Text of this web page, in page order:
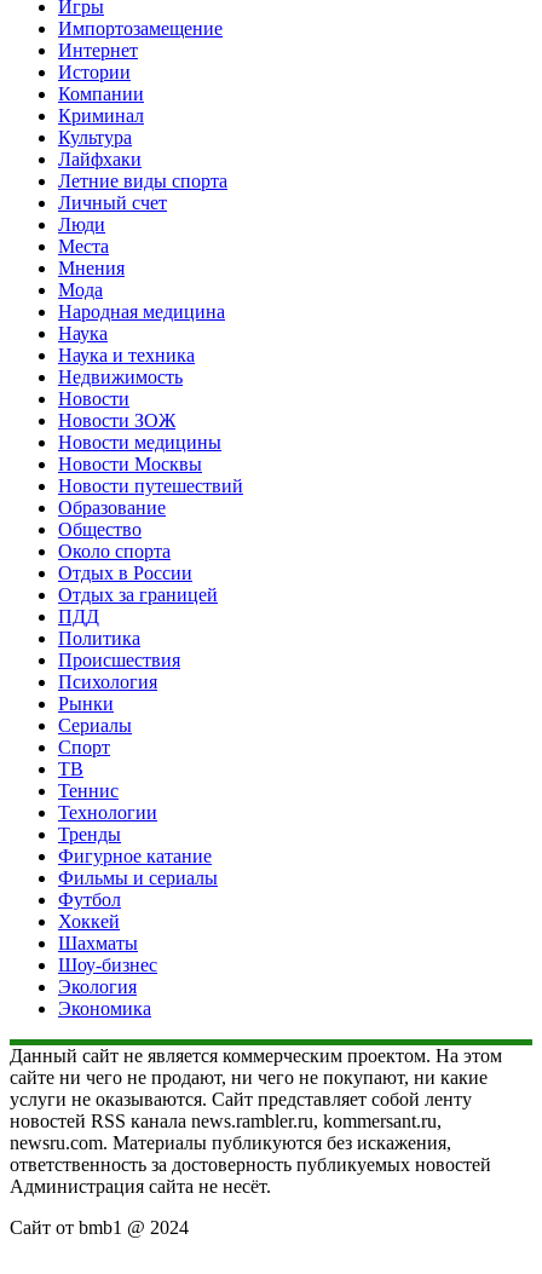
Игры
Импортозамещение
Интернет
Истории
Компании
Криминал
Культура
Лайфхаки
Летние виды спорта
Личный счет
Люди
Места
Мнения
Мода
Народная медицина
Наука
Наука и техника
Недвижимость
Новости
Новости ЗОЖ
Новости медицины
Новости Москвы
Новости путешествий
Образование
Общество
Около спорта
Отдых в России
Отдых за границей
ПДД
Политика
Происшествия
Психология
Рынки
Сериалы
Спорт
ТВ
Теннис
Технологии
Тренды
Фигурное катание
Фильмы и сериалы
Футбол
Хоккей
Шахматы
Шоу-бизнес
Экология
Экономика
Данный сайт не является коммерческим проектом. На этом
сайте ни чего не продают, ни чего не покупают, ни какие
услуги не оказываются. Сайт представляет собой ленту
новостей RSS канала news.rambler.ru, kommersant.ru,
newsru.com. Материалы публикуются без искажения,
ответственность за достоверность публикуемых новостей
Администрация сайта не несёт.
Сайт от bmb1 @ 2024